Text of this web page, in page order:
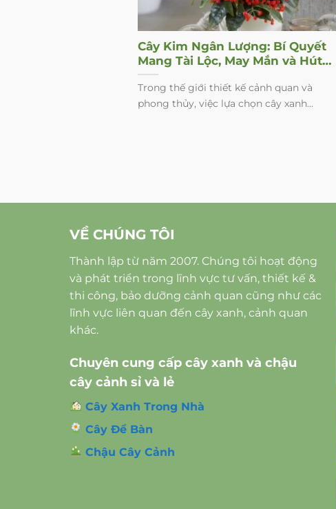
Cây Kim Ngân Lượng: Bí Quyết
Mang Tài Lộc, May Mắn và Hút
Sinh Khí Cho Không Gian Sống
Của Bạn
Trong thế giới thiết kế cảnh quan và
phong thủy, việc lựa chọn cây xanh...
VỀ CHÚNG TÔI
Thành lập từ năm 2007. Chúng tôi hoạt động
và phát triển trong lĩnh vực tư vấn, thiết kế &
thi công, bảo dưỡng cảnh quan cũng như các
lĩnh vực liên quan đến cây xanh, cảnh quan
khác.
Chuyên cung cấp cây xanh và chậu
cây cảnh sỉ và lẻ
Cây Xanh Trong Nhà
Cây Để Bàn
Chậu Cây Cảnh